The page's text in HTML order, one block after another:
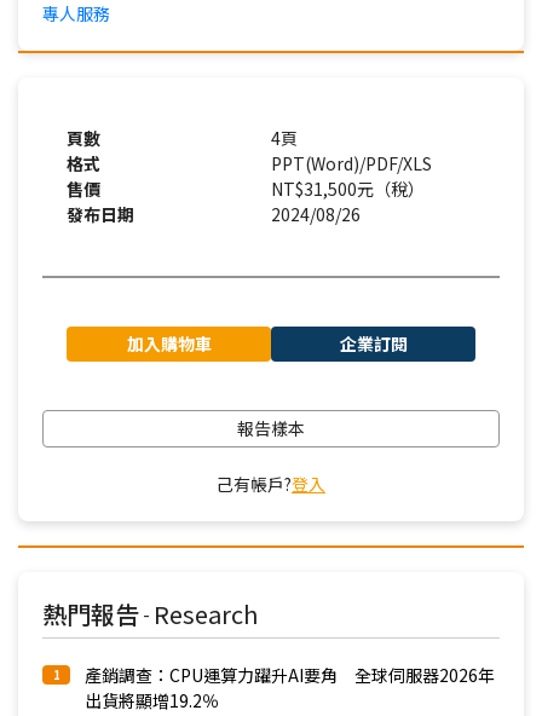
專人服務
頁數
4頁
格式
PPT(Word)/PDF/XLS
售價
NT$31,500元（稅）
發布日期
2024/08/26
加入購物車 企業訂閱
報告樣本
己有帳戶?登入
熱門報告 - Research
1
產銷調查：CPU運算力躍升AI要角 全球伺服器2026年
出貨將顯增19.2％